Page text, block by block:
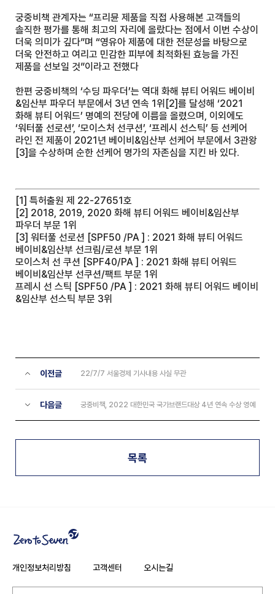
궁중비책 관계자는 “프리뮨 제품을 직접 사용해본 고객들의
솔직한 평가를 통해 최고의 자리에 올랐다는 점에서 이번 수상이
더욱 의미가 깊다”며 “영유아 제품에 대한 전문성을 바탕으로
더욱 안전하고 여리고 민감한 피부에 최적화된 효능을 가진
제품을 선보일 것”이라고 전했다
한편 궁중비책의 ‘수딩 파우더’는 역대 화해 뷰티 어워드 베이비
&임산부 파우더 부문에서 3년 연속 1위 [2]를 달성해 ‘2021
화해 뷰티 어워드’ 명예의 전당에 이름을 올렸으며, 이외에도
‘워터풀 선로션’, ‘모이스처 선쿠션’, ‘프레시 선스틱’ 등 선케어
라인 전 제품이 2021년 베이비&임산부 선케어 부문에서 3관왕
[3]을 수상하며 순한 선케어 명가의 자존심을 지킨 바 있다.
[1] 특허출원 제 22-27651호
[2] 2018, 2019, 2020 화해 뷰티 어워드 베이비&임산부
파우더 부문 1위
[3] 워터풀 선로션 [SPF50 /PA ] : 2021 화해 뷰티 어워드
베이비&임산부 선크림/로션 부문 1위
모이스처 선 쿠션 [SPF40/PA ] : 2021 화해 뷰티 어워드
베이비&임산부 선쿠션/팩트 부문 1위
프레시 선 스틱 [SPF50 /PA ] : 2021 화해 뷰티 어워드 베이비
&임산부 선스틱 부문 3위
이전글 22/7/7 서울경제 기사내용 사실 무관
다음글 궁중비책, 2022 대한민국 국가브랜드대상 4년 연속 수상 영예
목록
개인정보처리방침 고객센터 오시는길